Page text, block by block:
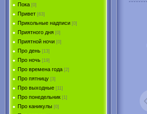
Пока [0]
Привет [63]
Прикольные надписи [0]
Приятного дня [0]
Приятной ночи [0]
Про день [13]
Про ночь [19]
Про времена года [2]
Про пятницу [3]
Про выходные [11]
Про понедельник [1]
Про каникулы [0]